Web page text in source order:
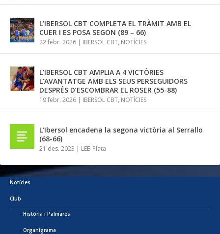
L’IBERSOL CBT COMPLETA EL TRÀMIT AMB EL
CUER I ES POSA SEGON (89 – 66)
22 febr. 2026 | IBERSOL CBT, NOTÍCIES
L’IBERSOL CBT AMPLIA A 4 VICTÒRIES
L’AVANTATGE AMB ELS SEUS PERSEGUIDORS
DESPRÉS D’ESCOMBRAR EL ROSER (55-88)
19 febr. 2026 | IBERSOL CBT, NOTÍCIES
L’Ibersol encadena la segona victòria al Serrallo
(68-66)
21 des. 2023 | LEB Plata
Notícies
Club
Història i Palmarès
Organigrama